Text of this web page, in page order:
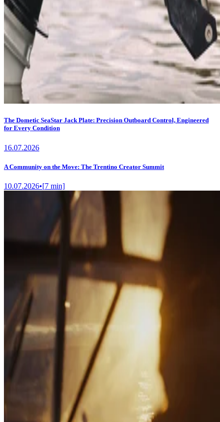
The Dometic SeaStar Jack Plate: Precision Outboard Control, Engineered
for Every Condition
16.07.2026
A Community on the Move: The Trentino Creator Summit
10.07.2026•[7 min]